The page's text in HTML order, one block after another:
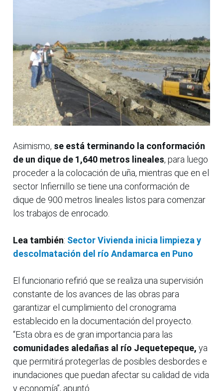
Asimismo, se está terminando la conformación
de un dique de 1,640 metros lineales, para luego
proceder a la colocación de uña, mientras que en el
sector Infiernillo se tiene una conformación de
dique de 900 metros lineales listos para comenzar
los trabajos de enrocado.
Lea también: Sector Vivienda inicia limpieza y
descolmatación del río Andamarca en Puno
El funcionario refirió que se realiza una supervisión
constante de los avances de las obras para
garantizar el cumplimiento del cronograma
establecido en la documentación del proyecto.
“Esta obra es de gran importancia para las
comunidades aledañas al río Jequetepeque, ya
que permitirá protegerlas de posibles desbordes e
inundaciones que puedan afectar su calidad de vida
y economía”, apuntó.